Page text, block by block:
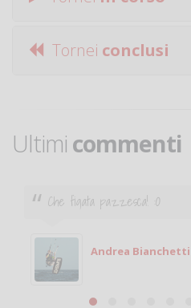
Tornei conclusi
Ultimi commenti
Ciao. Sono a Treviglio da poco
giocare. Se sei in zona e
Michele
Michele Miglionico